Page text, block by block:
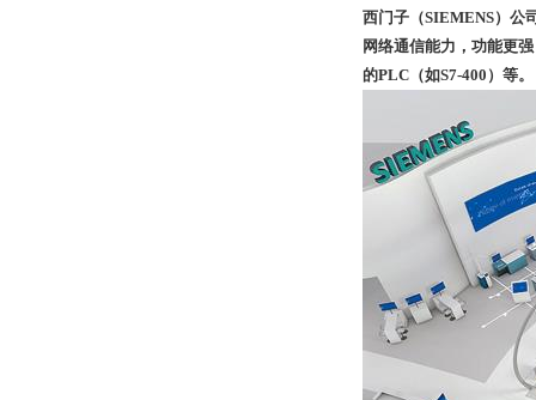
西门子（SIEMENS）公
网络通信能力，功能更
的PLC（如S7-400）等。